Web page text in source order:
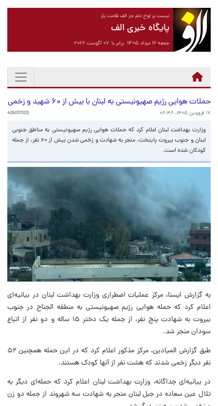
نیست بر لوح دلم جز الف قامت یار
پایگاه خبری الف
جمعه ۱۶ مرداد ۱۴۰۵ برابر با ۰۷ آگوست ۲۰۲۶
حملات هوایی رژیم صهیونیستی به لبنان با بیش از ۶۰ شهید و زخمی
۱۷ فروردین ۱۴۰۵، ۰۸:۴۸ 4050117012
وزارت بهداشت لبنان اعلام کرد که حملات هوایی رژیم صهیونیستی به مناطق جنوبی
لبنان و جنوب بیروت پایتخت، منجر به شهادت و زخمی شدن بیش از ۶۰ نفر، از جمله
کودکان شده است.
به گزارش ایسنا، مرکز عملیات اضطراری وزارت بهداشت لبنان در بیانیه‌ای
اعلام کرد که حمله هوایی رژیم صهیونیستی به منطقه الجناح در جنوب
بیروت به شهادت پنج نفر، از جمله یک دختر ۱۵ ساله و دو نفر از اتباع
سودان منجر شد.
طبق گزارش المیادین، مرکز مذکور اعلام کرد که در این حمله همچنین ۵۲
نفر دیگر زخمی شدند که هشت نفر از آنها کودک هستند.
در بیانیه‌ای جداگانه، وزارت بهداشت لبنان اعلام کرد که حمله‌ای دیگر به
تلال عین سعاده در جبل لبنان منجر به شهادت سه شهروند از جمله دو زن